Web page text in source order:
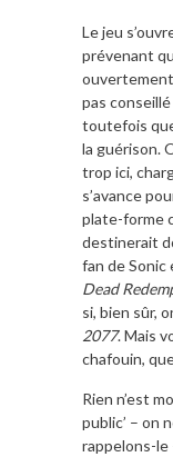
Le jeu
prévenant
ouvertement
pas
toutefois
la guérison.
trop ici,
s’avance
plate-forme
destinerait
fan de Sonic
Dead
si, bien sûr,
2077. Mais
chafouin,
Rien n’est
public’ – on
rappelons-le